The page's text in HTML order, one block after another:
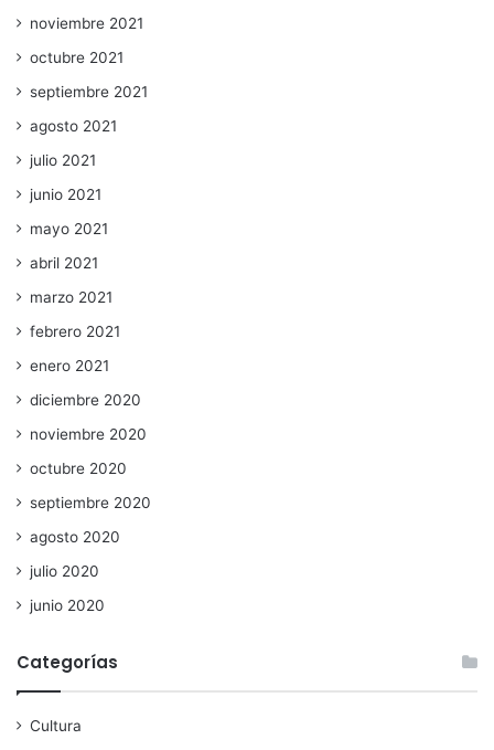
noviembre 2021
octubre 2021
septiembre 2021
agosto 2021
julio 2021
junio 2021
mayo 2021
abril 2021
marzo 2021
febrero 2021
enero 2021
diciembre 2020
noviembre 2020
octubre 2020
septiembre 2020
agosto 2020
julio 2020
junio 2020
Categorías
Cultura